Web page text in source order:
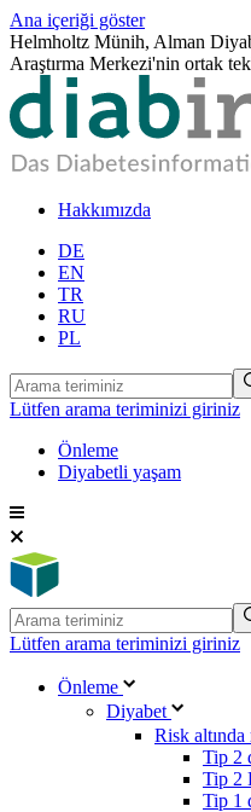
Ana içeriği göster
Helmholtz Münih, Alman
Araştırma Merkezi'nin ortak
Hakkımızda
DE
EN
TR
RU
PL
Lütfen arama teriminizi giriniz
Önleme
Diyabetli yaşam
Lütfen arama teriminizi giriniz
Önleme
Diyabet
Risk altında
Tip 2
Tip 2
Tip 1